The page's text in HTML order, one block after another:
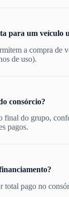
para um veículo
a compra de
de uso).
consórcio?
final do grupo,
pagos.
total pago no